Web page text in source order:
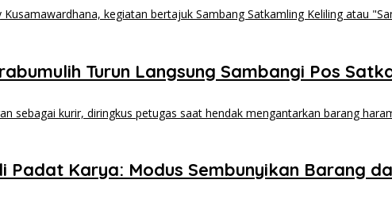
Turun Langsung Sambangi Pos
Padat Karya: Modus Sembunyikan Barang